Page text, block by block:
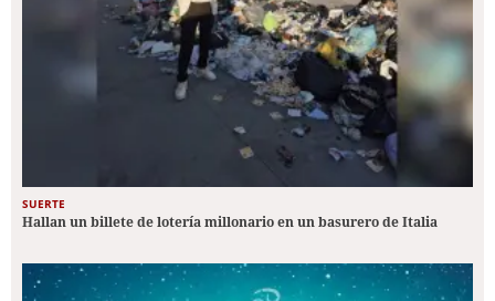
SUERTE
Hallan un billete de lotería millonario en un basurero de Italia